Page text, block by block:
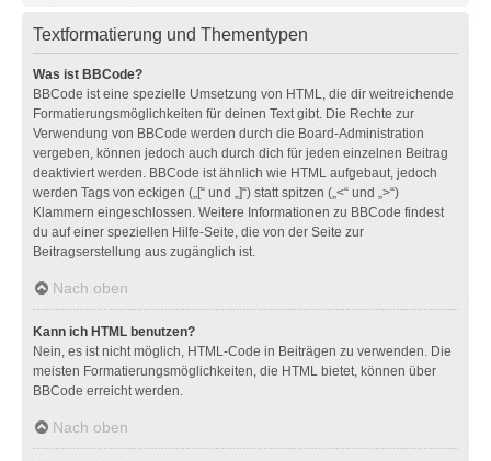
Textformatierung und Thementypen
Was ist BBCode?
BBCode ist eine spezielle Umsetzung von HTML, die dir weitreichende
Formatierungsmöglichkeiten für deinen Text gibt. Die Rechte zur
Verwendung von BBCode werden durch die Board-Administration
vergeben, können jedoch auch durch dich für jeden einzelnen Beitrag
deaktiviert werden. BBCode ist ähnlich wie HTML aufgebaut, jedoch
werden Tags von eckigen („[“ und „]“) statt spitzen („<“ und „>“)
Klammern eingeschlossen. Weitere Informationen zu BBCode findest
du auf einer speziellen Hilfe-Seite, die von der Seite zur
Beitragserstellung aus zugänglich ist.
Nach oben
Kann ich HTML benutzen?
Nein, es ist nicht möglich, HTML-Code in Beiträgen zu verwenden. Die
meisten Formatierungsmöglichkeiten, die HTML bietet, können über
BBCode erreicht werden.
Nach oben